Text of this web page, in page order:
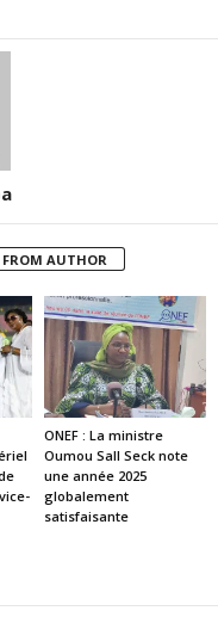
FROM AUTHOR
ONEF : La ministre
Oumou Sall Seck note
une année 2025
globalement
satisfaisante